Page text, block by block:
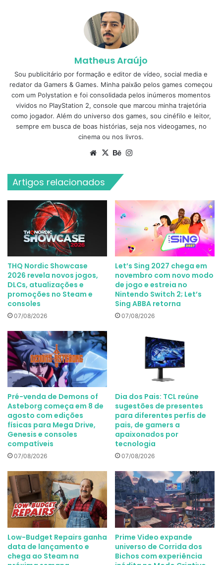
Matheus Araújo
Sou publicitário por formação e editor de vídeo, social media e
redator da Gamers & Games. Minha paixão pelos games começou
com um Polystation e foi consolidada pelos inúmeros momentos
vividos no PlayStation 2, console que marcou minha trajetória
como jogador. Além do universo dos games, sou cinéfilo e leitor,
sempre em busca de boas histórias, seja nos videogames, no
cinema ou nos livros.
Website
X Behance
Artigos relacionados
THQ Nordic Showcase
2026 revela novos jogos,
DLCs, atualizações e
promoções no Steam e
consoles
07/08/2026
Let’s Sing 2027 chega em
novembro com novo modo
de jogo e estreia no
Nintendo Switch 2; Let’s
Sing ABBA retorna
07/08/2026
Pré-venda de Demons of
Asteborg começa em 8 de
agosto com edições
físicas para Mega Drive,
Genesis e consoles
compatíveis
07/08/2026
Dia dos Pais: TCL reúne
sugestões de presentes
para diferentes perfis de
pais, de gamers a
apaixonados por
tecnologia
07/08/2026
Low-Budget Repairs ganha
data de lançamento e
chega ao Steam na
Prime Video expande
universo de Corrida dos
Bichos com experiência